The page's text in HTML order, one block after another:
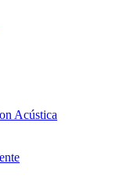
Acústica